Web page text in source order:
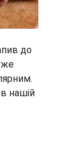
до
нашій